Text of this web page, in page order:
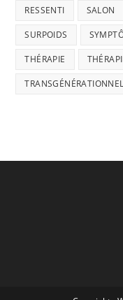
RESSENTI SALON
SURPOIDS
THÉRAPIE
TRANSGÉNÉRATIONNEL